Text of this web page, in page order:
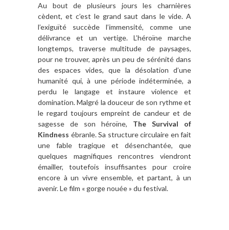
Au bout de plusieurs jours les charnières
cèdent, et c’est le grand saut dans le vide. A
l’exiguïté succède l’immensité, comme une
délivrance et un vertige. L’héroïne marche
longtemps, traverse multitude de paysages,
pour ne trouver, après un peu de sérénité dans
des espaces vides, que la désolation d’une
humanité qui, à une période indéterminée, a
perdu le langage et instaure violence et
domination. Malgré la douceur de son rythme et
le regard toujours empreint de candeur et de
sagesse de son héroïne, The Survival of
Kindness ébranle. Sa structure circulaire en fait
une fable tragique et désenchantée, que
quelques magnifiques rencontres viendront
émailler, toutefois insuffisantes pour croire
encore à un vivre ensemble, et partant, à un
avenir. Le film « gorge nouée » du festival.